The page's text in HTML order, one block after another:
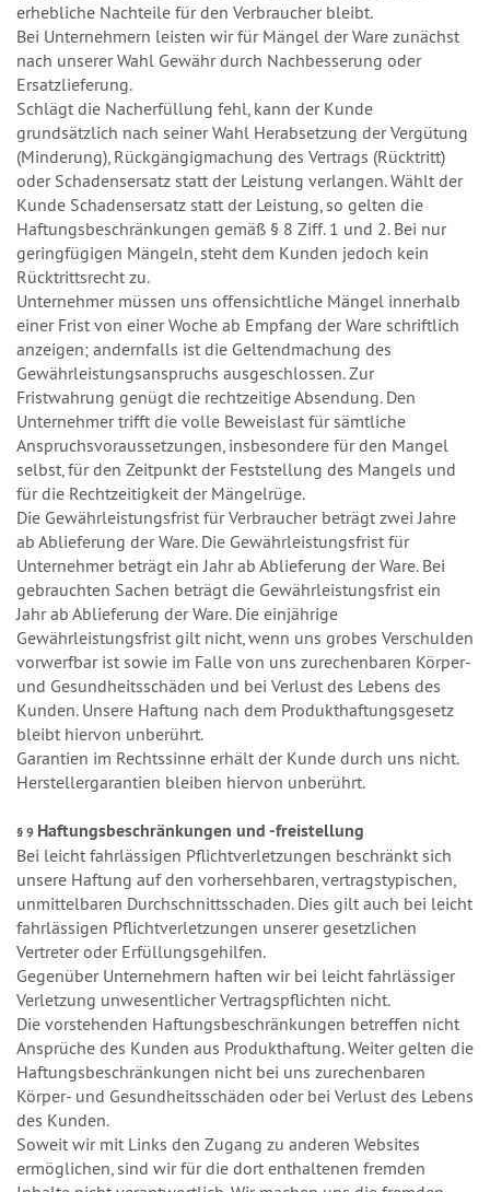
erhebliche Nachteile für den Verbraucher bleibt.
Bei Unternehmern leisten wir für Mängel der Ware zunächst
nach unserer Wahl Gewähr durch Nachbesserung oder
Ersatzlieferung.
Schlägt die Nacherfüllung fehl, kann der Kunde
grundsätzlich nach seiner Wahl Herabsetzung der Vergütung
(Minderung), Rückgängigmachung des Vertrags (Rücktritt)
oder Schadensersatz statt der Leistung verlangen. Wählt der
Kunde Schadensersatz statt der Leistung, so gelten die
Haftungsbeschränkungen gemäß § 8 Ziff. 1 und 2. Bei nur
geringfügigen Mängeln, steht dem Kunden jedoch kein
Rücktrittsrecht zu.
Unternehmer müssen uns offensichtliche Mängel innerhalb
einer Frist von einer Woche ab Empfang der Ware schriftlich
anzeigen; andernfalls ist die Geltendmachung des
Gewährleistungsanspruchs ausgeschlossen. Zur
Fristwahrung genügt die rechtzeitige Absendung. Den
Unternehmer trifft die volle Beweislast für sämtliche
Anspruchsvoraussetzungen, insbesondere für den Mangel
selbst, für den Zeitpunkt der Feststellung des Mangels und
für die Rechtzeitigkeit der Mängelrüge.
Die Gewährleistungsfrist für Verbraucher beträgt zwei Jahre
ab Ablieferung der Ware. Die Gewährleistungsfrist für
Unternehmer beträgt ein Jahr ab Ablieferung der Ware. Bei
gebrauchten Sachen beträgt die Gewährleistungsfrist ein
Jahr ab Ablieferung der Ware. Die einjährige
Gewährleistungsfrist gilt nicht, wenn uns grobes Verschulden
vorwerfbar ist sowie im Falle von uns zurechenbaren Körper-
und Gesundheitsschäden und bei Verlust des Lebens des
Kunden. Unsere Haftung nach dem Produkthaftungsgesetz
bleibt hiervon unberührt.
Garantien im Rechtssinne erhält der Kunde durch uns nicht.
Herstellergarantien bleiben hiervon unberührt.
§ 9 Haftungsbeschränkungen und -freistellung
Bei leicht fahrlässigen Pflichtverletzungen beschränkt sich
unsere Haftung auf den vorhersehbaren, vertragstypischen,
unmittelbaren Durchschnittsschaden. Dies gilt auch bei leicht
fahrlässigen Pflichtverletzungen unserer gesetzlichen
Vertreter oder Erfüllungsgehilfen.
Gegenüber Unternehmern haften wir bei leicht fahrlässiger
Verletzung unwesentlicher Vertragspflichten nicht.
Die vorstehenden Haftungsbeschränkungen betreffen nicht
Ansprüche des Kunden aus Produkthaftung. Weiter gelten die
Haftungsbeschränkungen nicht bei uns zurechenbaren
Körper- und Gesundheitsschäden oder bei Verlust des Lebens
des Kunden.
Soweit wir mit Links den Zugang zu anderen Websites
ermöglichen, sind wir für die dort enthaltenen fremden